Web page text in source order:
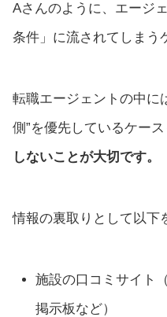
Aさんのように、エージ
条件」に流されてしまう
転職エージェントの中に
側”を優先しているケース
しないことが大切です。
情報の裏取りとして以下
施設の口コミサイト
掲示板など）